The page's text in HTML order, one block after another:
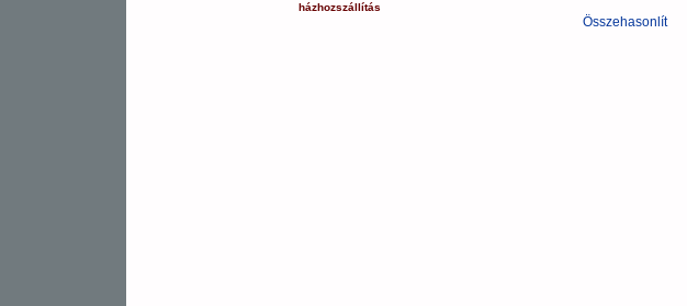
házhozszállítás
Összehasonlít